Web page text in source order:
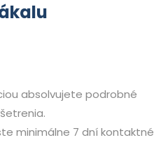
absolvujete podrobné
minimálne 7 dní kontaktné